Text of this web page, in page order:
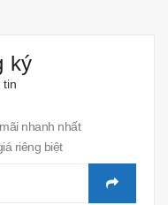
ký
tin
nhanh nhất
riêng biệt